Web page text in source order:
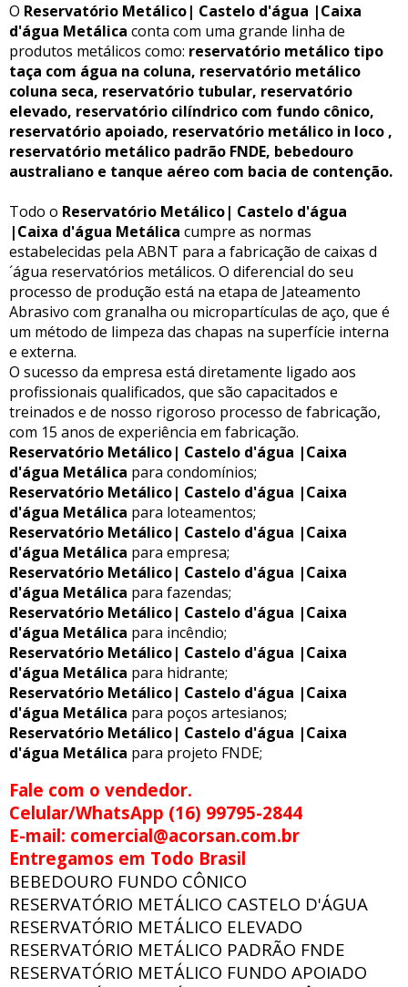
O Reservatório Metálico| Castelo d'água |Caixa
d'água Metálica conta com uma grande linha de
produtos metálicos como: reservatório metálico tipo
taça com água na coluna, reservatório metálico
coluna seca, reservatório tubular, reservatório
elevado, reservatório cilíndrico com fundo cônico,
reservatório apoiado, reservatório metálico in loco ,
reservatório metálico padrão FNDE, bebedouro
australiano e tanque aéreo com bacia de contenção.
Todo o Reservatório Metálico| Castelo d'água
|Caixa d'água Metálica cumpre as normas
estabelecidas pela ABNT para a fabricação de caixas d
´água reservatórios metálicos. O diferencial do seu
processo de produção está na etapa de Jateamento
Abrasivo com granalha ou micropartículas de aço, que é
um método de limpeza das chapas na superfície interna
e externa.
O sucesso da empresa está diretamente ligado aos
profissionais qualificados, que são capacitados e
treinados e de nosso rigoroso processo de fabricação,
com 15 anos de experiência em fabricação.
Reservatório Metálico| Castelo d'água |Caixa
d'água Metálica para condomínios;
Reservatório Metálico| Castelo d'água |Caixa
d'água Metálica para loteamentos;
Reservatório Metálico| Castelo d'água |Caixa
d'água Metálica para empresa;
Reservatório Metálico| Castelo d'água |Caixa
d'água Metálica para fazendas;
Reservatório Metálico| Castelo d'água |Caixa
d'água Metálica para incêndio;
Reservatório Metálico| Castelo d'água |Caixa
d'água Metálica para hidrante;
Reservatório Metálico| Castelo d'água |Caixa
d'água Metálica para poços artesianos;
Reservatório Metálico| Castelo d'água |Caixa
d'água Metálica para projeto FNDE;
Fale com o vendedor.
Celular/WhatsApp (16) 99795-2844
E-mail: comercial@acorsan.com.br
Entregamos em Todo Brasil
BEBEDOURO FUNDO CÔNICO
RESERVATÓRIO METÁLICO CASTELO D'ÁGUA
RESERVATÓRIO METÁLICO ELEVADO
RESERVATÓRIO METÁLICO PADRÃO FNDE
RESERVATÓRIO METÁLICO FUNDO APOIADO